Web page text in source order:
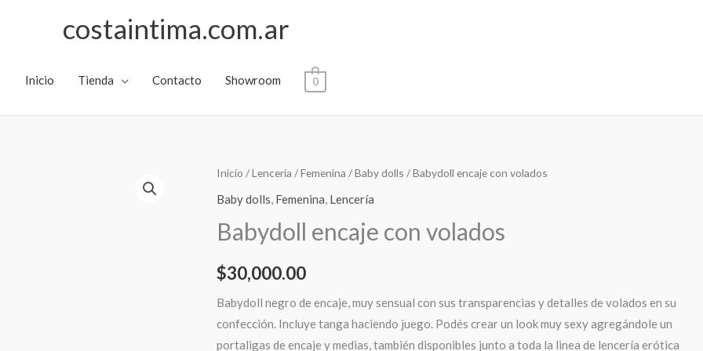
costaintima.com.ar
Inicio Tienda Contacto Showroom 0
Inicio /Lencería /Femenina /Baby dolls / Babydoll encaje con volados
Baby dolls, Femenina, Lencería
Babydoll encaje con volados
$30,000.00
Babydoll negro de encaje, muy sensual con sus transparencias y detalles de volados en su
confección. Incluye tanga haciendo juego. Podés crear un look muy sexy agregándole un
portaligas de encaje y medias, también disponibles junto a toda la linea de lencería erótica